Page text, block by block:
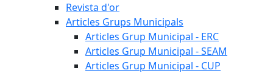
Revista d'or
Articles Grups Municipals
Articles Grup Municipal - ERC
Articles Grup Municipal - SEAM
Articles Grup Municipal - CUP